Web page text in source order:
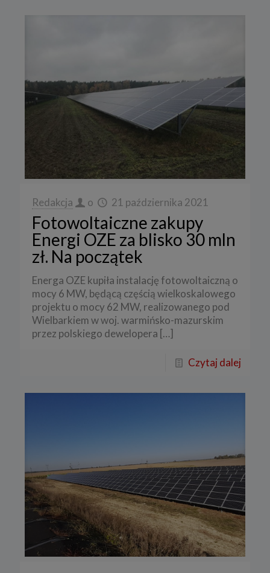
Redakcja o 21 października 2021
Fotowoltaiczne zakupy
Energi OZE za blisko 30 mln
zł. Na początek
Energa OZE kupiła instalację fotowoltaiczną o
mocy 6 MW, będącą częścią wielkoskalowego
projektu o mocy 62 MW, realizowanego pod
Wielbarkiem w woj. warmińsko-mazurskim
przez polskiego dewelopera […]
Czytaj dalej